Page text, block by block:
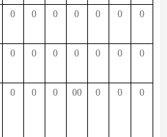
0 0 0 0 0 0 0
0 0 0 0 0 0 0
0 0 0 00 0 0 0